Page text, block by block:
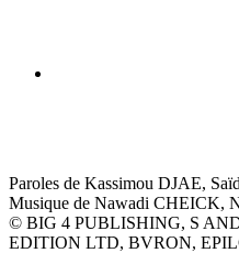
Paroles de Kassimou DJAE,
Musique de Nawadi CHEICK,
© BIG 4 PUBLISHING, S
EDITION LTD, BVRON,